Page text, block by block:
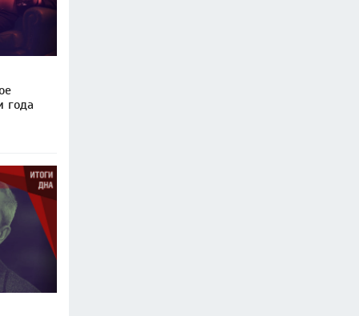
года